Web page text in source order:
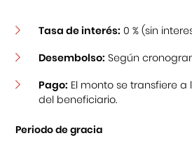
Tasa de interés: 0 % (sin
Desembolso: Según
Pago: El monto se transfiere
del beneficiario.
Periodo de gracia